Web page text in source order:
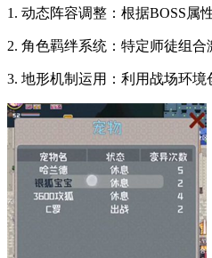
1. 动态阵容调整：根据BOSS属
2. 角色羁绊系统：特定师徒组
3. 地形机制运用：利用战场环境